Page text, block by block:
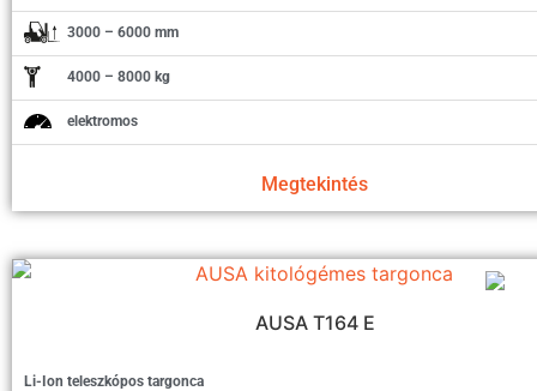
3000 – 6000 mm
4000 – 8000 kg
elektromos
Megtekintés
AUSA T164 E
Li-Ion teleszkópos targonca